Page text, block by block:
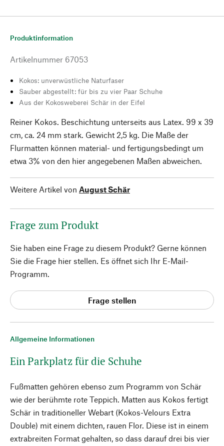
Allgemeine Informationen
Ein Parkplatz für die Schuhe
Fußmatten gehören ebenso zum Programm von Schär
wie der berühmte rote Teppich. Matten aus Kokos fertigt
Schär in traditioneller Webart (Kokos-Velours Extra
Double) mit einem dichten, rauen Flor. Diese ist in einem
extrabreiten Format gehalten, so dass darauf drei bis vier
Produktinformation
Artikelnummer 67053
Kokos: unverwüstliche Naturfaser
Sauber abgestellt: für bis zu vier Paar Schuhe
Aus der Kokosweberei Schär in der Eifel
Reiner Kokos. Beschichtung unterseits aus Latex. 99 x 39
cm, ca. 24 mm stark. Gewicht 2,5 kg. Die Maße der
Flurmatten können material- und fertigungsbedingt um
etwa 3% von den hier angegebenen Maßen abweichen.
Weitere Artikel von August Schär
Frage zum Produkt
Sie haben eine Frage zu diesem Produkt? Gerne können
Sie die Frage hier stellen. Es öffnet sich Ihr E-Mail-
Programm.
Frage stellen